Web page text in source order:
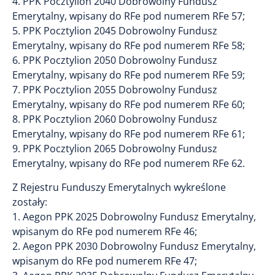
Emerytalny, wpisany do RFe pod numerem RFe 57;
5. PPK Pocztylion 2045 Dobrowolny Fundusz
Emerytalny, wpisany do RFe pod numerem RFe 58;
6. PPK Pocztylion 2050 Dobrowolny Fundusz
Emerytalny, wpisany do RFe pod numerem RFe 59;
7. PPK Pocztylion 2055 Dobrowolny Fundusz
Emerytalny, wpisany do RFe pod numerem RFe 60;
8. PPK Pocztylion 2060 Dobrowolny Fundusz
Emerytalny, wpisany do RFe pod numerem RFe 61;
9. PPK Pocztylion 2065 Dobrowolny Fundusz
Emerytalny, wpisany do RFe pod numerem RFe 62.
Z Rejestru Funduszy Emerytalnych wykreślone
zostały:
1. Aegon PPK 2025 Dobrowolny Fundusz Emerytalny,
wpisanym do RFe pod numerem RFe 46;
2. Aegon PPK 2030 Dobrowolny Fundusz Emerytalny,
wpisanym do RFe pod numerem RFe 47;